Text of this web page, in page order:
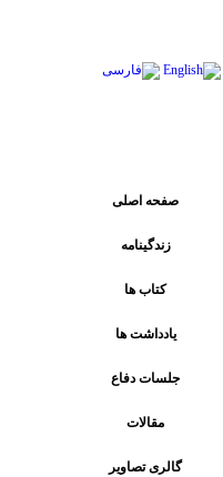
صفحه اصلی
زندگینامه
کتاب ها
يادداشت ها
جلسات دفاع
مقالات
گالری تصاویر